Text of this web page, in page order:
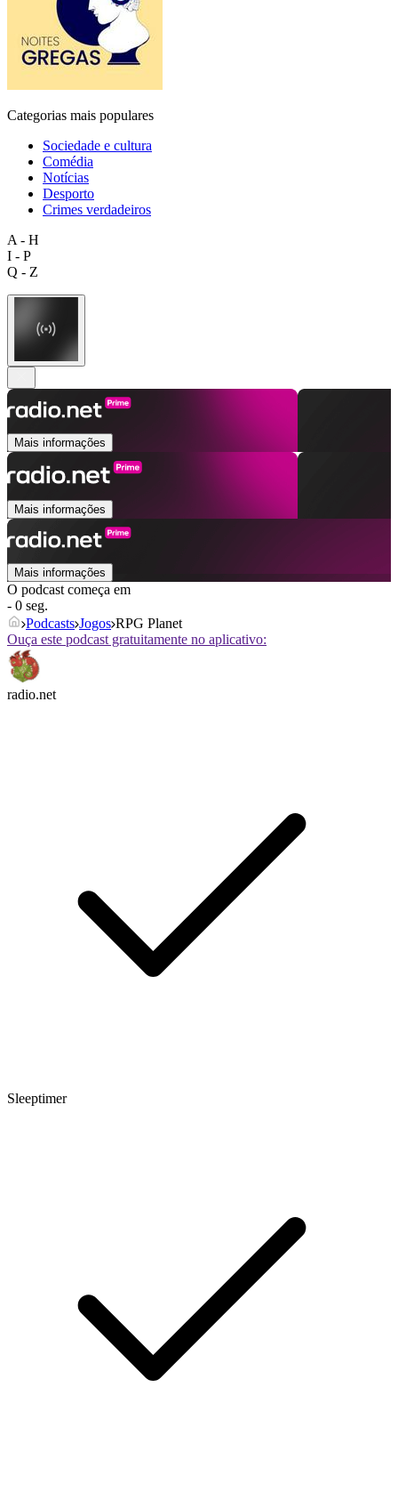
Categorias mais populares
Sociedade e cultura
Comédia
Notícias
Desporto
Crimes verdadeiros
A - H
I - P
Q - Z
Mais informações
Mais informações
Mais informações
O podcast começa em
- 0 seg.
Podcasts Jogos RPG Planet
Ouça este podcast gratuitamente no aplicativo:
radio.net
Sleeptimer